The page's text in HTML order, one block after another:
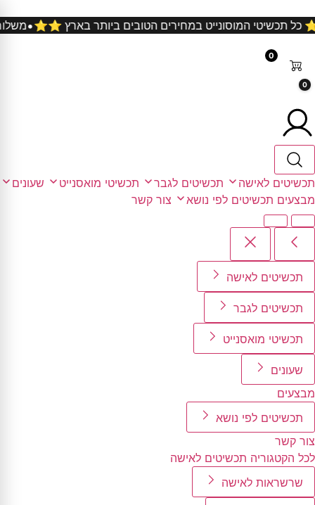
כל קניה ⭐️⭐️ כל תכשיטי המוסונייט במחירים הטובים ביותר
0
0
תכשיטים לאישה תכשיטים לגבר תכשיטי מואסנייט
שעונים
מבצעים תכשיטים לפי נושא צור קשר
תכשיטים לאישה
תכשיטים לגבר
תכשיטי מואסנייט
שעונים
מבצעים
תכשיטים לפי נושא
צור קשר
לכל הקטגוריה תכשיטים לאישה
שרשראות לאישה